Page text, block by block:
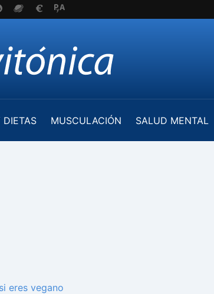
DIETAS MUSCULACIÓN
SALUD MENTAL
eres vegano